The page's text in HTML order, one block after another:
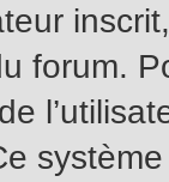
forum.